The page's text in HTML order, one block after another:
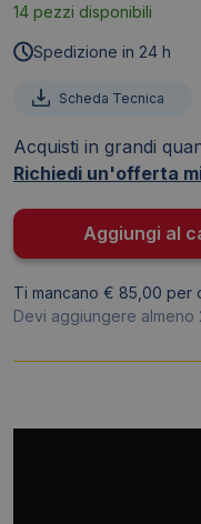
14 pezzi disponibili
Spedizione in 24 h
Scheda Tecnica
Acquisti in grandi
Richiedi un'offerta
Aggiungi al
Ti mancano € 85,00 per
Devi aggiungere